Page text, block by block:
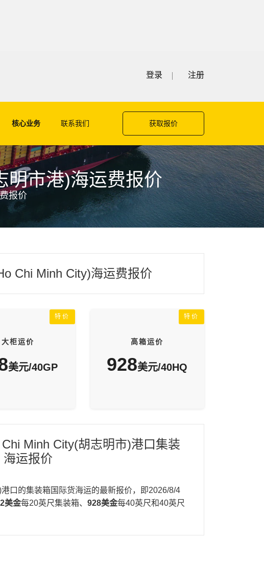
登录 注册
核心业务 联系我们 获取报价
明市港)海运费报价
报价
Chi Minh City)海运费报价
特价
大柜运价
美元/40GP
特价
高箱运价
928美元/40HQ
Minh City(胡志明市)港口集装
海运报价
口的集装箱国际货海运的最新报价，即2026/8/4
美金每20英尺集装箱、 928美金每40英尺和40英尺